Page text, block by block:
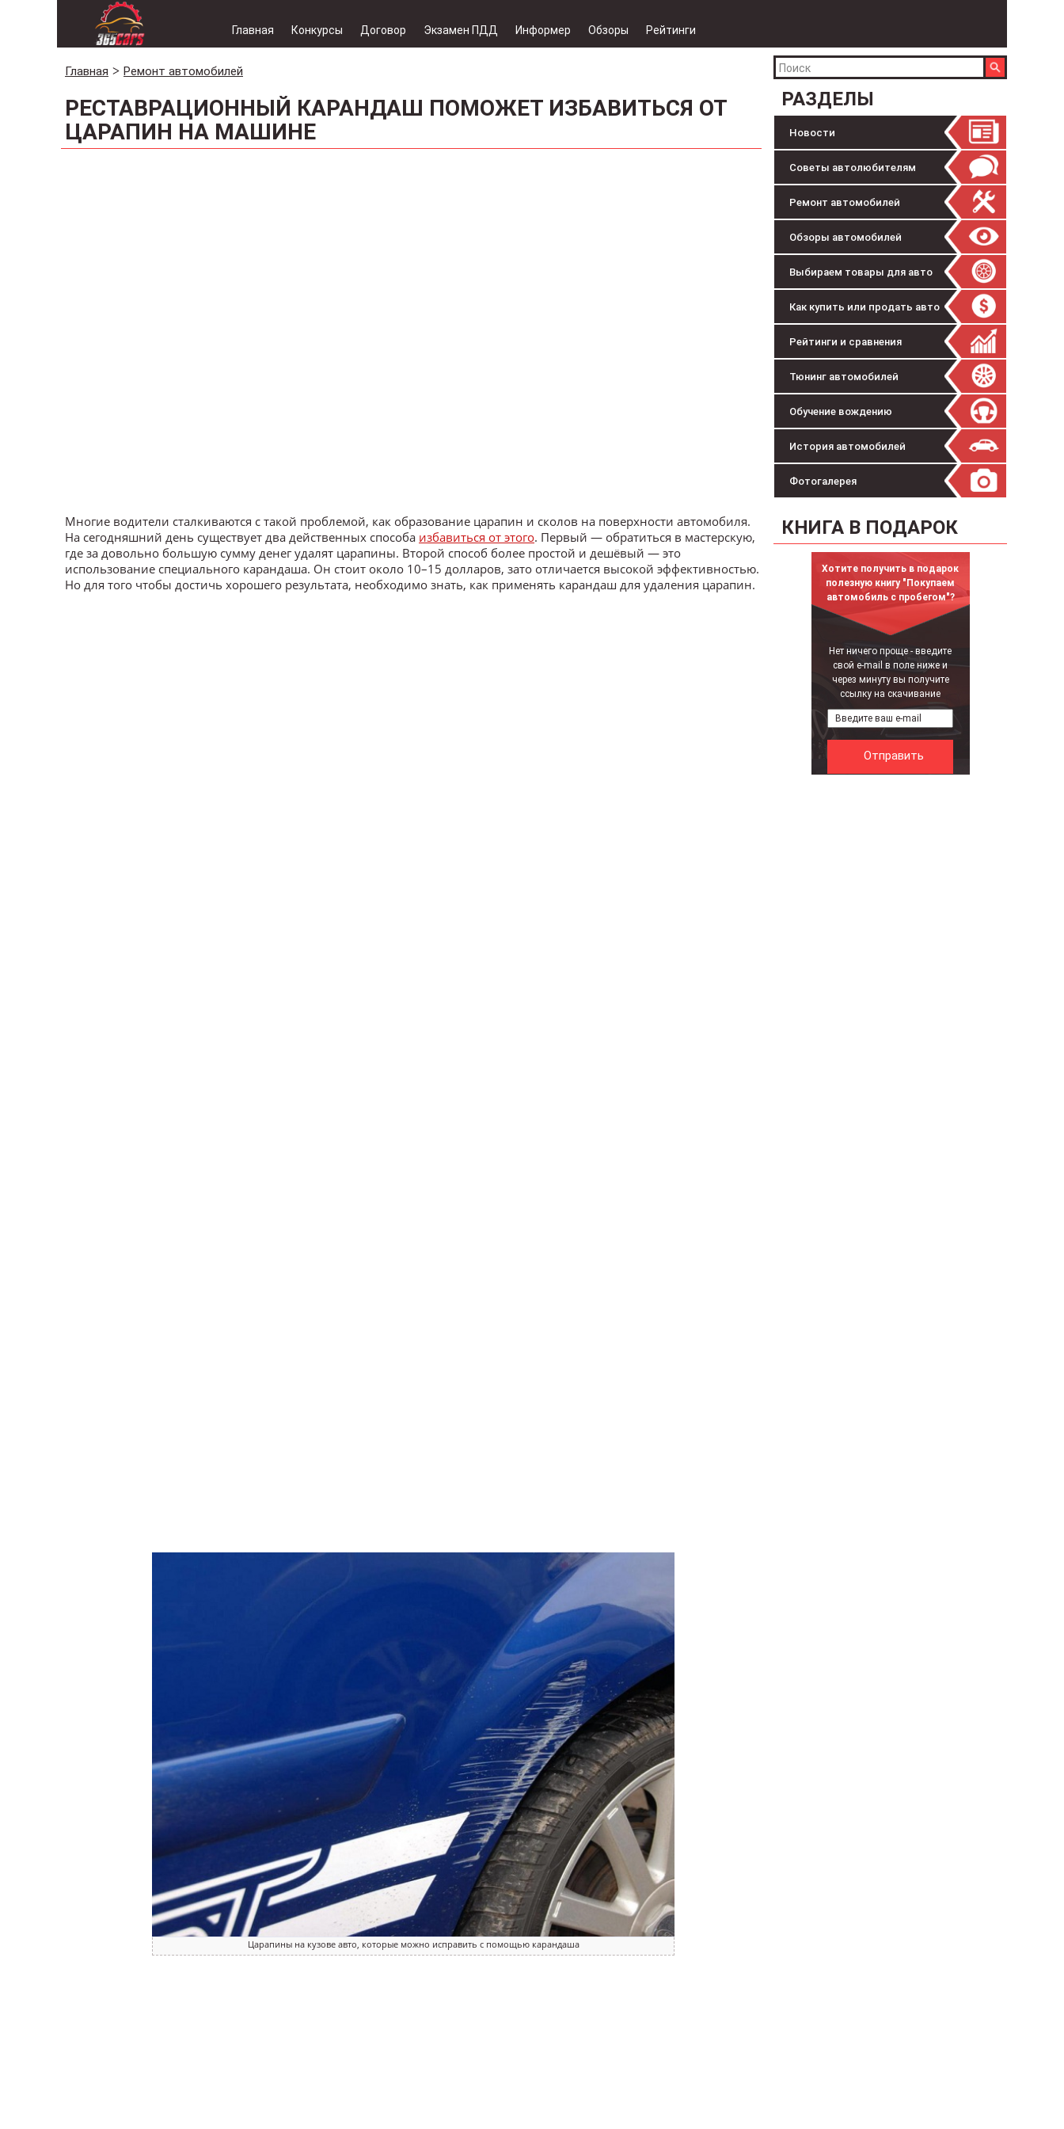
Главная Конкурсы Договор Экзамен ПДД Информер Обзоры Рейтинги
РАЗДЕЛЫ
Новости
Советы автолюбителям
Ремонт автомобилей
Обзоры автомобилей
Выбираем товары для авто
Как купить или продать авто
Рейтинги и сравнения
Тюнинг автомобилей
Обучение вождению
История автомобилей
Фотогалерея
КНИГА В ПОДАРОК
Хотите получить в подарок
полезную книгу "Покупаем
автомобиль с пробегом"?
Нет ничего проще - введите
свой e-mail в поле ниже и
через минуту вы получите
ссылку на скачивание
Главная Ремонт автомобилей
РЕСТАВРАЦИОННЫЙ КАРАНДАШ ПОМОЖЕТ ИЗБАВИТЬСЯ ОТ
ЦАРАПИН НА МАШИНЕ
Многие водители сталкиваются с такой проблемой, как образование царапин и сколов на поверхности автомобиля.
На сегодняшний день существует два действенных способа избавиться от этого. Первый — обратиться в мастерскую,
где за довольно большую сумму денег удалят царапины. Второй способ более простой и дешёвый — это
использование специального карандаша. Он стоит около 10–15 долларов, зато отличается высокой эффективностью.
Но для того чтобы достичь хорошего результата, необходимо знать, как применять карандаш для удаления царапин.
Царапины на кузове авто, которые можно исправить с помощью карандаша